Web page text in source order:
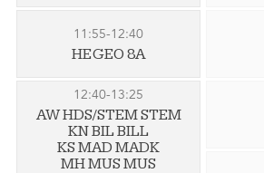
11:55-12:40
HE GEO 8A
12:40-13:25
AW HDS/STEM STEM
KN BIL BILL
KS MAD MADK
MH MUS MUS